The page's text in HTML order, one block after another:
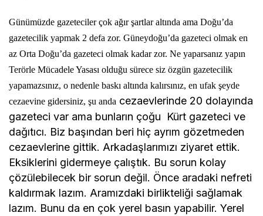
Günümüzde gazeteciler çok ağır şartlar altında ama Doğu’da
gazetecilik yapmak 2 defa zor. Güneydoğu’da gazeteci olmak en
az Orta Doğu’da gazeteci olmak kadar zor. Ne yaparsanız yapın
Terörle Mücadele Yasası olduğu sürece siz özgün gazetecilik
yapamazsınız, o nedenle baskı altında kalırsınız, en ufak şeyde
cezaevine gidersiniz, şu anda cezaevlerinde 20 dolayında
gazeteci var ama bunların çoğu Kürt gazeteci ve
dağıtıcı. Biz başından beri hiç ayrım gözetmeden
cezaevlerine gittik. Arkadaşlarımızı ziyaret ettik.
Eksiklerini gidermeye çalıştık. Bu sorun kolay
çözülebilecek bir sorun değil. Önce aradaki nefreti
kaldırmak lazım. Aramızdaki birlikteliği sağlamak
lazım. Bunu da en çok yerel basın yapabilir. Yerel